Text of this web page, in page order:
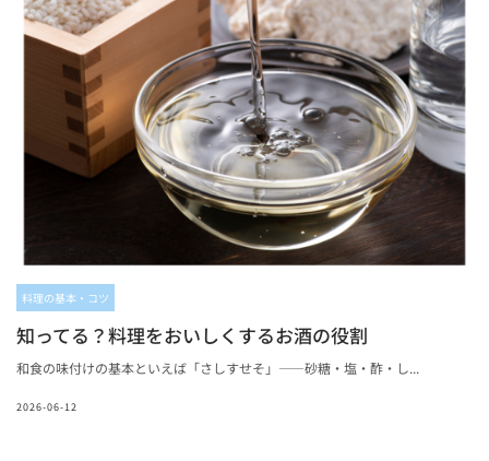
料理の基本・コツ
知ってる？料理をおいしくするお酒の役割
和食の味付けの基本といえば「さしすせそ」——砂糖・塩・酢・し...
2026-06-12